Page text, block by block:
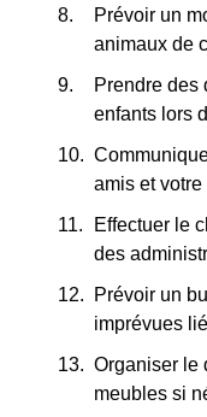
Prévoir un
animaux de
Prendre des
enfants lors
amis et votre
Effectuer le
des
Prévoir un
imprévues
Organiser le
meubles si